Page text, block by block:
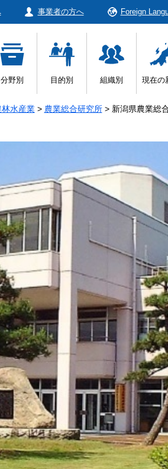
事業者の方へ Foreign
分野別 目的別 組織別 現在の
林水産業 > 農業総合研究所 > 新潟県農業総